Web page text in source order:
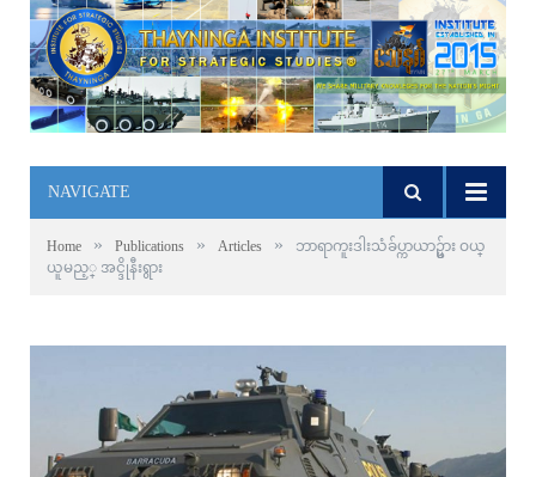
NAVIGATE
Home » Publications » Articles »
ဘာရာကူးဒါးသံခ်ပ္ကာယာဥ္မ်ား ဝယ္
ယူမည့္ အင္ဒိုနီးရွား